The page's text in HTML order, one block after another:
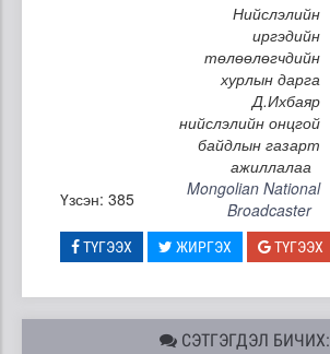
Нийслэлийн
иргэдийн
төлөөлөгчдийн
хурлын дарга
Д.Ихбаяр
нийслэлийн онцгой
байдлын газарт
ажиллалаа
Үзсэн: 385
Mongolian National
Broadcaster
ТҮГЭЭХ ЖИРГЭХ ТҮГЭЭХ
СЭТГЭГДЭЛ БИЧИХ: